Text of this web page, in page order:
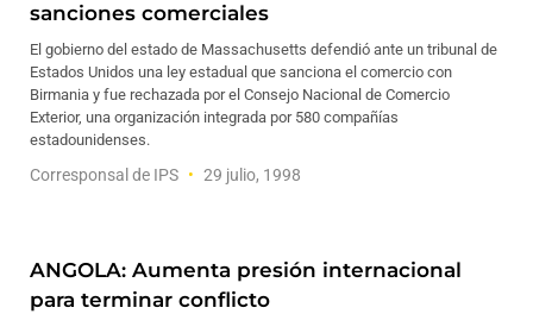
sanciones comerciales
El gobierno del estado de Massachusetts defendió ante un tribunal de
Estados Unidos una ley estadual que sanciona el comercio con
Birmania y fue rechazada por el Consejo Nacional de Comercio
Exterior, una organización integrada por 580 compañías
estadounidenses.
Corresponsal de IPS 29 julio, 1998
ANGOLA: Aumenta presión internacional
para terminar conflicto